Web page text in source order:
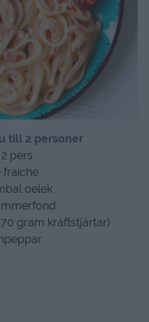
till 2 personer
pers
fraiche
oelek
gram kräftstjärtar)